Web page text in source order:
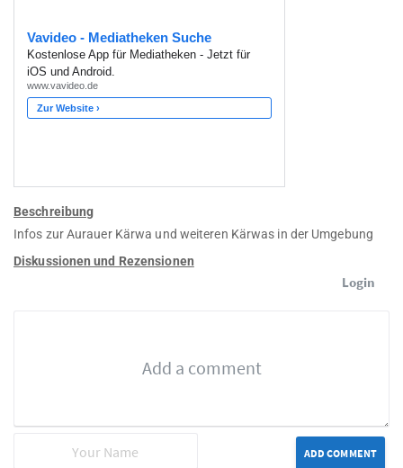
Beschreibung
Infos zur Aurauer Kärwa und weiteren Kärwas in der Umgebung
Diskussionen und Rezensionen
Login
ADD COMMENT